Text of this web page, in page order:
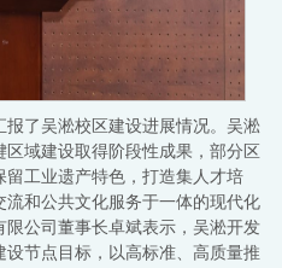
了吴淞校区建设进展情况。吴淞
域建设取得阶段性成果，部分区
工业遗产特色，打造集人才培
和公共文化服务于一体的现代化
公司董事长卓斌表示，吴淞开发
节点目标，以高标准、高质量推